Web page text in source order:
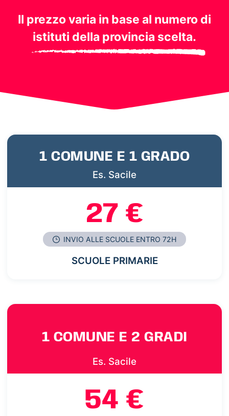
Il prezzo varia in base al numero di
istituti della provincia scelta.
1 COMUNE E 1 GRADO
Es. Sacile
27 €
INVIO ALLE SCUOLE ENTRO 72H
SCUOLE PRIMARIE
1 COMUNE E 2 GRADI
Es. Sacile
54 €